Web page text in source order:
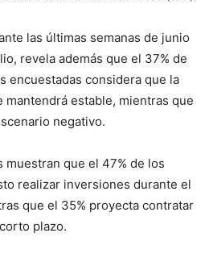
las últimas semanas de junio
revela además que el 37% de
encuestadas considera que la
mantendrá estable, mientras que
negativo.
que el 47% de los
realizar inversiones durante el
que el 35% proyecta contratar
plazo.